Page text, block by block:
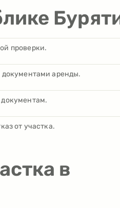
проверки.
документами аренды.
от участка.
в